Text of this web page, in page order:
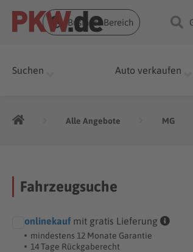
Business Bereich
Suchen Auto verkaufen
Alle Angebote MG
Fahrzeugsuche
onlinekauf mit gratis Lieferung
mindestens 12 Monate Garantie
14 Tage Rückgaberecht